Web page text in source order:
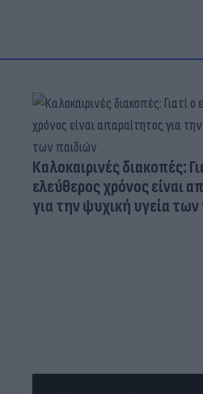
Καλοκαιρινές διακοπές:
ελεύθερος χρόνος είναι
για την ψυχική υγεία